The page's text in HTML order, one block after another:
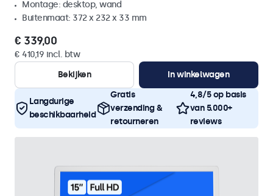
Montage: desktop, wand
Buitenmaat: 372 x 232 x 33 mm
€ 339,00
€ 410,19 incl. btw
Bekijken
In winkelwagen
Langdurige
beschikbaarheid
Gratis
verzending &
retourneren
4,8/5 op basis
van 5.000+
reviews